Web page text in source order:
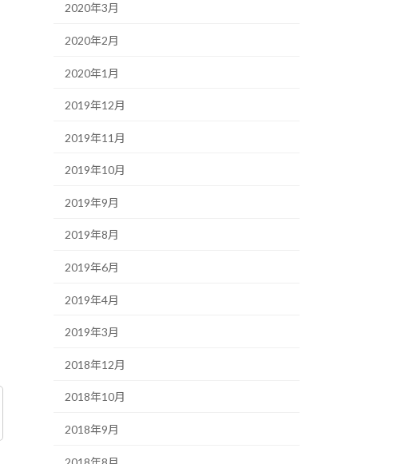
2020年3月
2020年2月
2020年1月
2019年12月
2019年11月
2019年10月
2019年9月
2019年8月
2019年6月
2019年4月
2019年3月
2018年12月
2018年10月
2018年9月